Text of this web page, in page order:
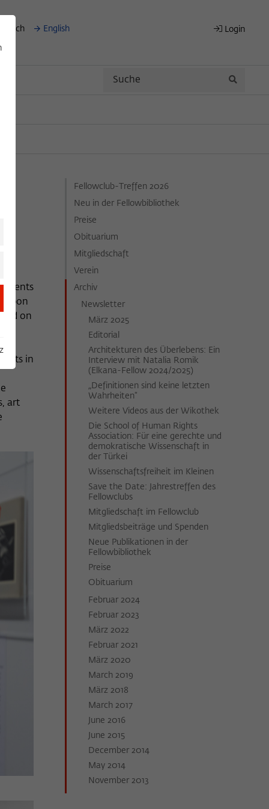
English Login
upon
on
in
art
Fellowclub-Treffen 2026
Neu in der Fellowbibliothek
Preise
Obituarium
Mitgliedschaft
Verein
Archiv
Newsletter
März 2025
Editorial
Architekturen des Überlebens: Ein
Interview mit Natalia Romik
(Elkana-Fellow 2024/2025)
„Definitionen sind keine letzten
Wahrheiten“
Weitere Videos aus der Wikothek
Die School of Human Rights
Association: Für eine gerechte und
demokratische Wissenschaft in
der Türkei
Wissenschaftsfreiheit im Kleinen
Save the Date: Jahrestreffen des
Fellowclubs
Mitgliedschaft im Fellowclub
Mitgliedsbeiträge und Spenden
Neue Publikationen in der
Fellowbibliothek
Preise
Obituarium
Februar 2024
Februar 2023
März 2022
Februar 2021
März 2020
March 2019
März 2018
March 2017
June 2016
June 2015
December 2014
May 2014
November 2013